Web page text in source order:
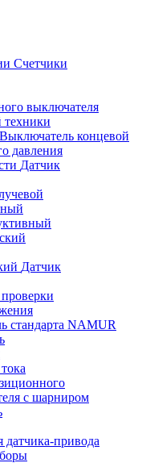
Счетчики
выключателя
техники
Выключатель концевой
давления
Датчик
Датчик
стандарта NAMUR
с шарниром
привода